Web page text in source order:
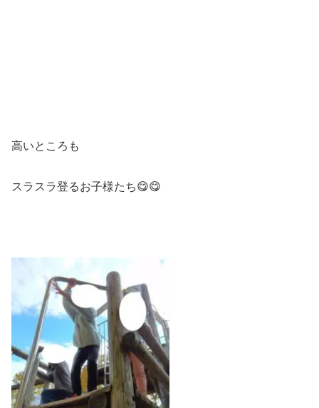
高いところも
スラスラ登るお子様たち😋😋